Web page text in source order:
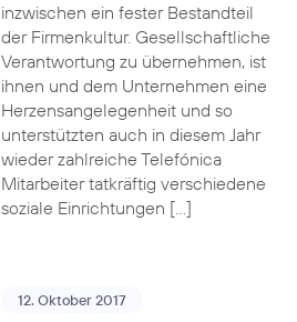
inzwischen ein fester Bestandteil
der Firmenkultur. Gesellschaftliche
Verantwortung zu übernehmen, ist
ihnen und dem Unternehmen eine
Herzensangelegenheit und so
unterstützten auch in diesem Jahr
wieder zahlreiche Telefónica
Mitarbeiter tatkräftig verschiedene
soziale Einrichtungen […]
12. Oktober 2017